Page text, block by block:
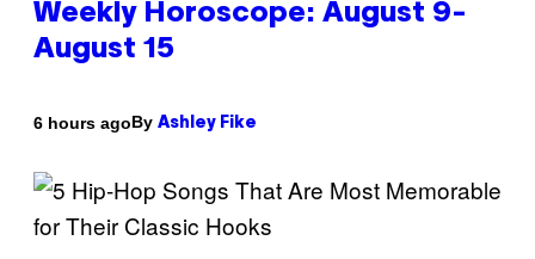
Weekly Horoscope: August 9-
August 15
6 hours agoBy Ashley Fike